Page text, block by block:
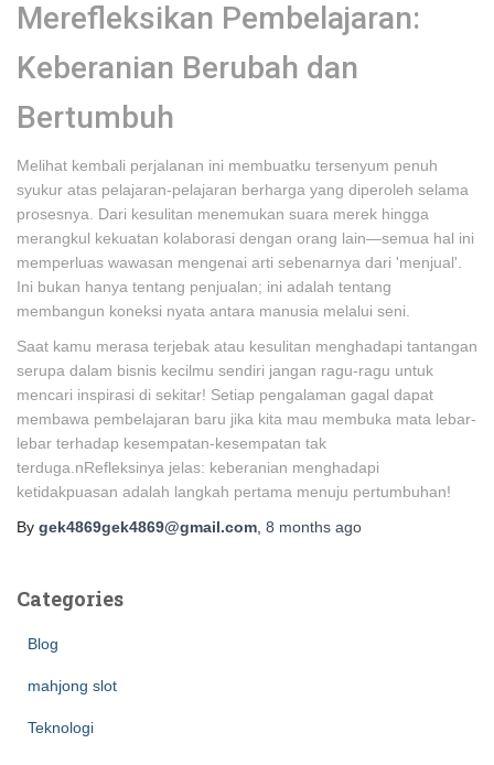
Merefleksikan Pembelajaran:
Keberanian Berubah dan
Bertumbuh
Melihat kembali perjalanan ini membuatku tersenyum penuh
syukur atas pelajaran-pelajaran berharga yang diperoleh selama
prosesnya. Dari kesulitan menemukan suara merek hingga
merangkul kekuatan kolaborasi dengan orang lain—semua hal ini
memperluas wawasan mengenai arti sebenarnya dari 'menjual'.
Ini bukan hanya tentang penjualan; ini adalah tentang
membangun koneksi nyata antara manusia melalui seni.
Saat kamu merasa terjebak atau kesulitan menghadapi tantangan
serupa dalam bisnis kecilmu sendiri jangan ragu-ragu untuk
mencari inspirasi di sekitar! Setiap pengalaman gagal dapat
membawa pembelajaran baru jika kita mau membuka mata lebar-
lebar terhadap kesempatan-kesempatan tak
terduga.nRefleksinya jelas: keberanian menghadapi
ketidakpuasan adalah langkah pertama menuju pertumbuhan!
By gek4869gek4869@gmail.com 8 months ago
Categories
Blog
mahjong slot
Teknologi